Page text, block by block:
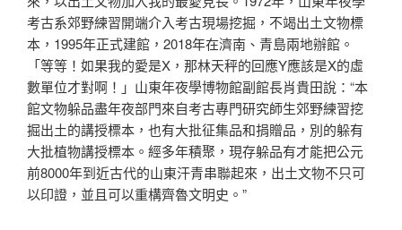
考古系郊野練習開端介入考古現場挖掘，不竭出土文物標
本，1995年正式建館，2018年在濟南、青島兩地辦館。
「等等！如果我的愛是X，那林天秤的回應Y應該是X的虛
數單位才對啊！」山東年夜學博物館副館長肖貴田說：“本
館文物躲品盡年夜部門來自考古專門研究師生郊野練習挖
掘出土的講授標本，也有大批征集品和捐贈品，別的躲有
大批植物講授標本。經多年積聚，現存躲品有才能把公元
前8000年到近古代的山東汗青串聯起來，出土文物不只可
以印證，並且可以重構齊魯文明史。”